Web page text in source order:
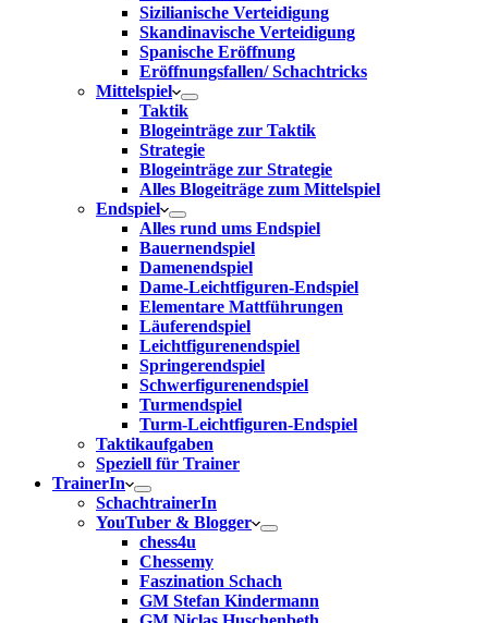
Sizilianische Verteidigung
Skandinavische Verteidigung
Spanische Eröffnung
Eröffnungsfallen/ Schachtricks
Mittelspiel
Taktik
Blogeinträge zur Taktik
Strategie
Blogeinträge zur Strategie
Alles Blogeiträge zum Mittelspiel
Endspiel
Alles rund ums Endspiel
Bauernendspiel
Damenendspiel
Dame-Leichtfiguren-Endspiel
Elementare Mattführungen
Läuferendspiel
Leichtfigurenendspiel
Springerendspiel
Schwerfigurenendspiel
Turmendspiel
Turm-Leichtfiguren-Endspiel
Taktikaufgaben
Speziell für Trainer
TrainerIn
SchachtrainerIn
YouTuber & Blogger
chess4u
Chessemy
Faszination Schach
GM Stefan Kindermann